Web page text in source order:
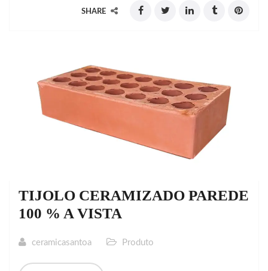
SHARE
TIJOLO CERAMIZADO PAREDE
100 % A VISTA
ceramicasantoa Produto